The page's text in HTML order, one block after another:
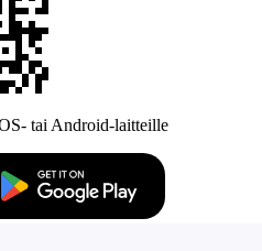
tai Android-laitteille